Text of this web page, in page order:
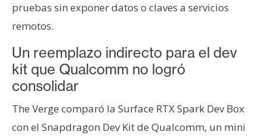
pruebas sin exponer datos o claves a servicios
remotos.
Un reemplazo indirecto para el dev
kit que Qualcomm no logró
consolidar
The Verge comparó la Surface RTX Spark Dev Box
con el Snapdragon Dev Kit de Qualcomm, un mini